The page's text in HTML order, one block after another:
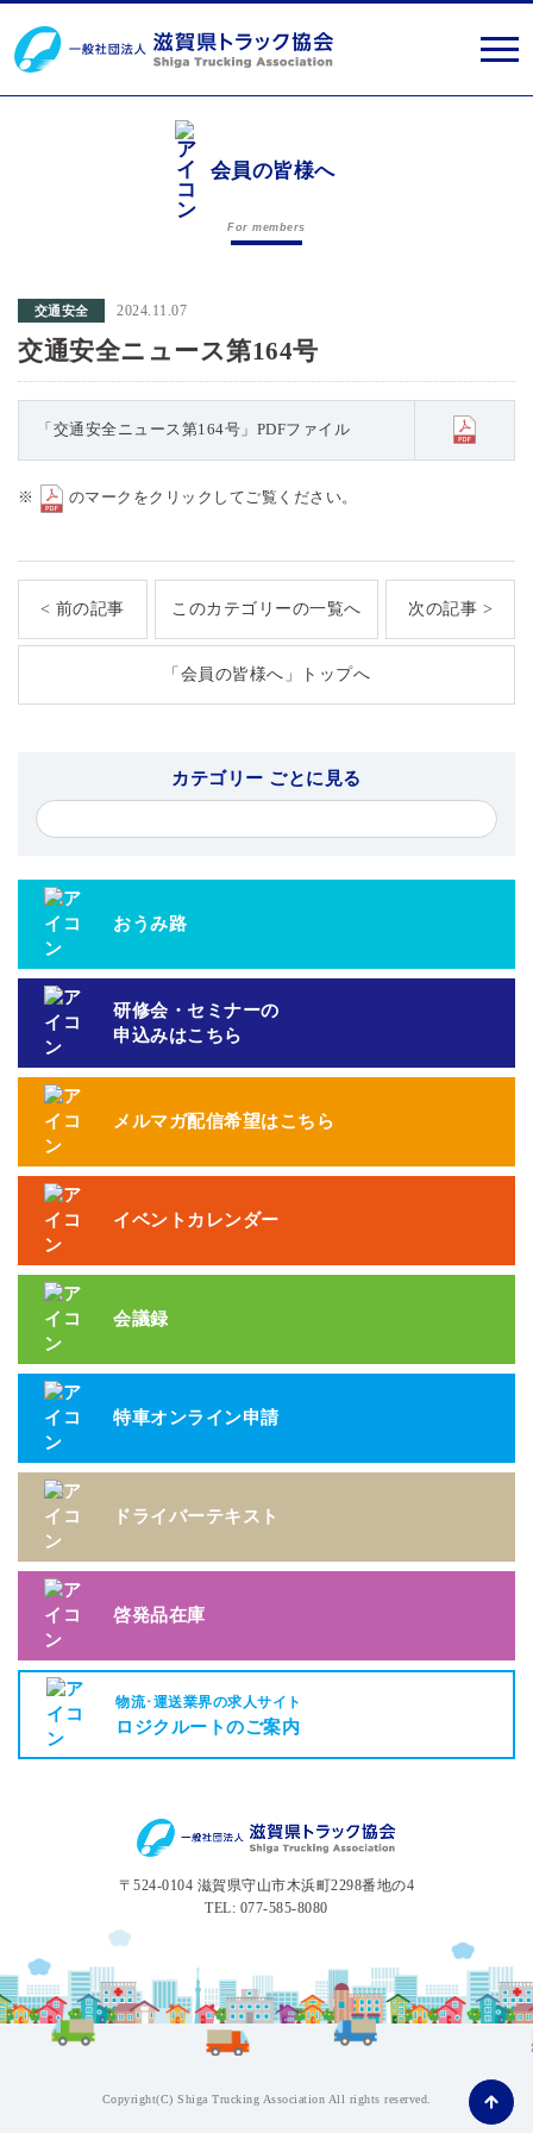
会員の皆様へ
For members
交通安全 2024.11.07
交通安全ニュース第164号
「交通安全ニュース第164号」PDFファイル
※ のマークをクリックしてご覧ください。
< 前の記事 このカテゴリーの一覧へ 次の記事 >
「会員の皆様へ」トップへ
カテゴリー ごとに見る
おうみ路
研修会・セミナーの
申込みはこちら
メルマガ配信希望はこちら
イベントカレンダー
会議録
特車オンライン申請
ドライバーテキスト
啓発品在庫
物流･運送業界の求人サイト
ロジクルートのご案内
〒524-0104 滋賀県守山市木浜町2298番地の4
TEL: 077-585-8080
Copyright(C) Shiga Trucking Association All rights reserved.